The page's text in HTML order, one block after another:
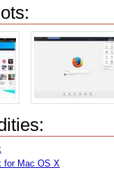
for Mac OS X